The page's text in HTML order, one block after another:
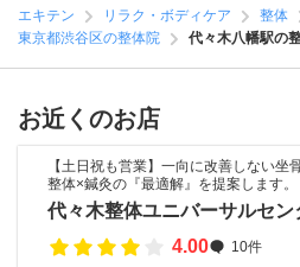
エキテン リラク・ボディケア 整体
東京都渋谷区の整体院
代々木八幡駅の
お近くのお店
【土日祝も営業】一向に改善しない坐
整体×鍼灸の『最適解』を提案します。
代々木整体ユニバーサルセン
4.00
10件